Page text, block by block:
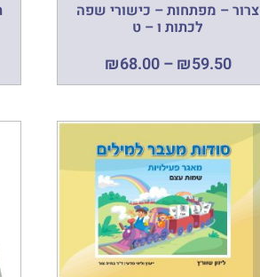
צרור – מפתחות – כישורי שפה
לכתות ו – ט
₪59.50
–
₪68.00